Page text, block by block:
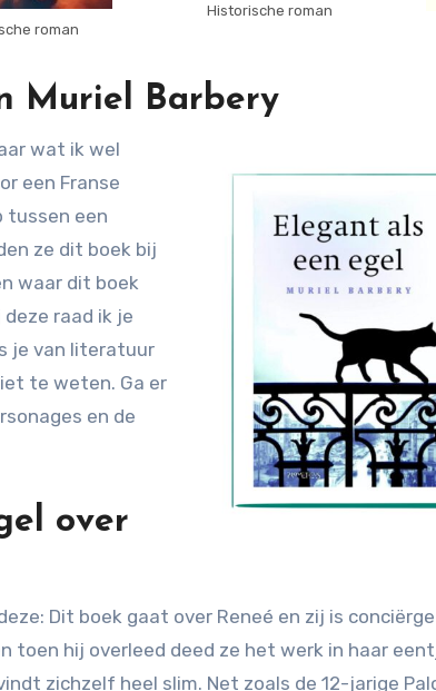
roman
Historische roman
Muriel Barbery
wat ik wel
een Franse
tussen een
ze dit boek bij
waar dit boek
raad ik je
je van literatuur
te weten. Ga er
en de
over
Dit boek gaat over Reneé en zij is
toen hij overleed deed ze het werk in haar
zichzelf heel slim. Net zoals de 12-jarige